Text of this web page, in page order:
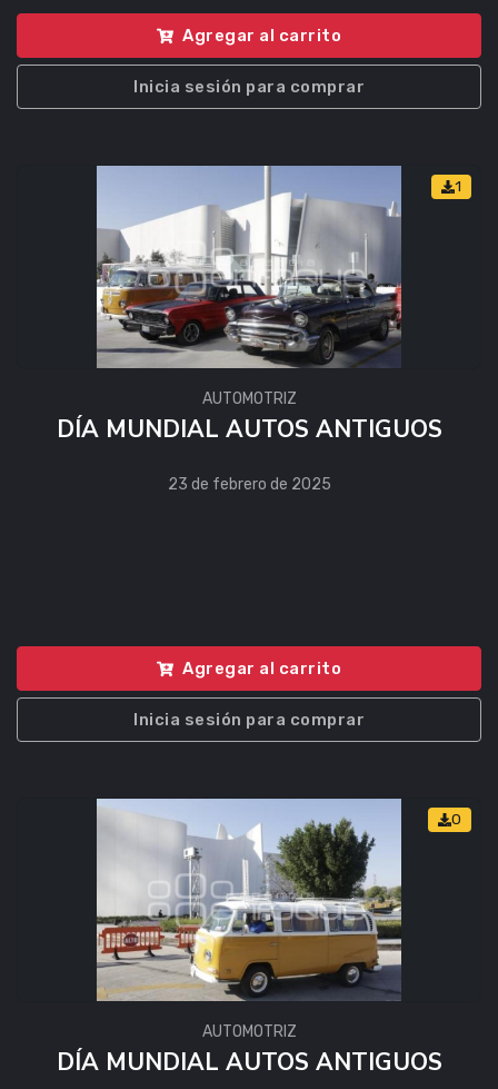
Agregar al carrito
Inicia sesión para comprar
1
AUTOMOTRIZ
DÍA MUNDIAL AUTOS ANTIGUOS
23 de febrero de 2025
Agregar al carrito
Inicia sesión para comprar
0
AUTOMOTRIZ
DÍA MUNDIAL AUTOS ANTIGUOS